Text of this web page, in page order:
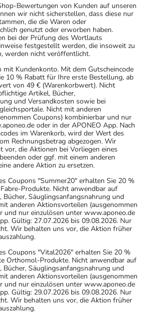
Bewertungen von Kunden auf unseren
wir nicht sicherstellen, dass diese nur
die die Waren oder
genutzt oder erworben haben.
bei der Prüfung des Wortlauts
festgestellt werden, die insoweit zu
werden nicht veröffentlicht.
mit Kundenkonto. Mit dem Gutscheincode
10 % Rabatt für Ihre erste Bestellung, ab
von 49 € (Warenkorbwert). Nicht
Artikel, Bücher,
und Versandkosten sowie bei
Nicht mit anderen
Coupons) kombinierbar und nur
oder in der APONEO App. Nach
im Warenkorb, wird der Wert des
Rechnungsbetrag abgezogen. Wir
vor, die Aktionen bei Vorliegen eines
oder ggf. mit einem anderen
andere Aktion zu ersetzen.
Coupons "Summer20" erhalten Sie 20 %
Produkte. Nicht anwendbar auf
Säuglingsanfangsnahrung und
anderen Aktionsvorteilen (ausgenommen
und nur einzulösen unter www.aponeo.de
Gültig: 27.07.2026 bis 09.08.2026. Nur
Wir behalten uns vor, die Aktion früher
Coupons "Vital2026" erhalten Sie 20 %
Orthomol-Produkte. Nicht anwendbar auf
Säuglingsanfangsnahrung und
anderen Aktionsvorteilen (ausgenommen
und nur einzulösen unter www.aponeo.de
Gültig: 29.07.2026 bis 09.08.2026. Nur
Wir behalten uns vor, die Aktion früher